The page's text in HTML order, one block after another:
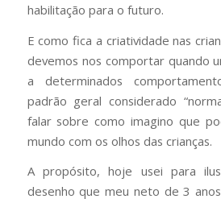
habilitação para o futuro.
E como fica a criatividade nas
devemos nos comportar quando
a determinados
padrão geral considerado
falar sobre como imagino que
mundo com os olhos das crianças.
A propósito, hoje usei para
desenho que meu neto de 3